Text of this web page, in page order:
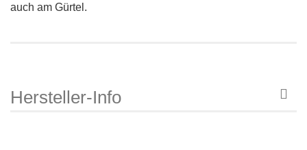
auch am Gürtel.
Hersteller-Info